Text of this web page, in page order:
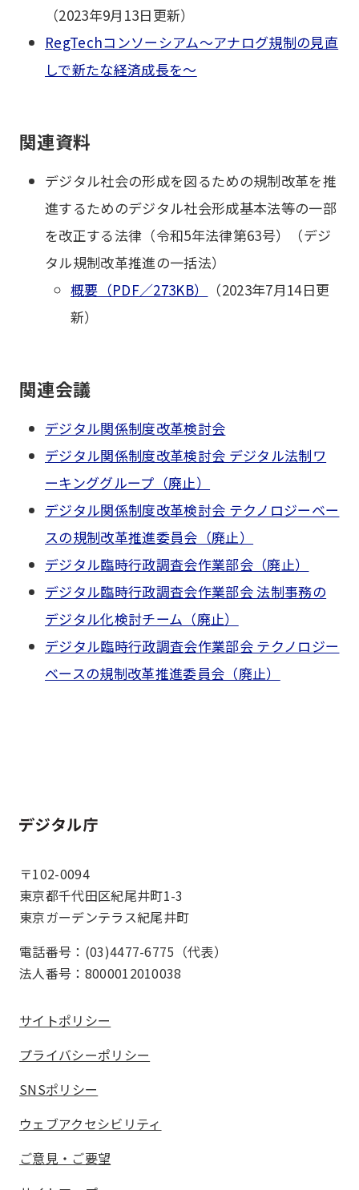
（2023年9月13日更新）
RegTechコンソーシアム～アナログ規制の見直
しで新たな経済成長を～
関連資料
デジタル社会の形成を図るための規制改革を推
進するためのデジタル社会形成基本法等の一部
を改正する法律（令和5年法律第63号）（デジ
タル規制改革推進の一括法）
概要（PDF／273KB）
（2023年7月14日更
新）
関連会議
デジタル関係制度改革検討会
デジタル関係制度改革検討会 デジタル法制ワ
ーキンググループ（廃止）
デジタル関係制度改革検討会 テクノロジーベー
スの規制改革推進委員会（廃止）
デジタル臨時行政調査会作業部会（廃止）
デジタル臨時行政調査会作業部会 法制事務の
デジタル化検討チーム（廃止）
デジタル臨時行政調査会作業部会 テクノロジー
ベースの規制改革推進委員会（廃止）
ホーム
〒102-0094
東京都千代田区紀尾井町1-3
東京ガーデンテラス紀尾井町
電話番号：(03)4477-6775（代表）
法人番号：8000012010038
サイトポリシー
プライバシーポリシー
SNSポリシー
ウェブアクセシビリティ
ご意見・ご要望